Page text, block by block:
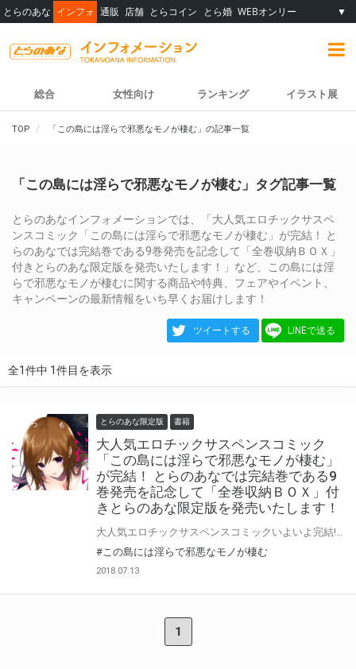
とらのあな インフォ 通販 店舗 とらコイン とら婚 WEBオンリー ▼
総合 女性向け ランキング イラスト展
TOP 「この島には淫らで邪悪なモノが棲む」の記事一覧
「この島には淫らで邪悪なモノが棲む」タグ記事一覧
とらのあなインフォメーションでは、「大人気エロチックサスペ
ンスコミック「この島には淫らで邪悪なモノが棲む」が完結！ と
らのあなでは完結巻である9巻発売を記念して「全巻収納ＢＯＸ」
付きとらのあな限定版を発売いたします！」など、この島には淫
らで邪悪なモノが棲むに関する商品や特典、フェアやイベント、
キャンペーンの最新情報をいち早くお届けします！
ツイートする LINEで送る
全1件中 1件目を表示
とらのあな限定版 書籍
大人気エロチックサスペンスコミック
「この島には淫らで邪悪なモノが棲む」
が完結！ とらのあなでは完結巻である9
巻発売を記念して「全巻収納ＢＯＸ」付
きとらのあな限定版を発売いたします！
#この島には淫らで邪悪なモノが棲む
2018.07.13
1